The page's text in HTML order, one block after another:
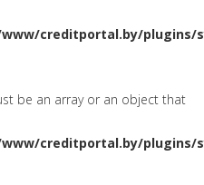
creditportal.by/plugins/
be an array or an object that
creditportal.by/plugins/